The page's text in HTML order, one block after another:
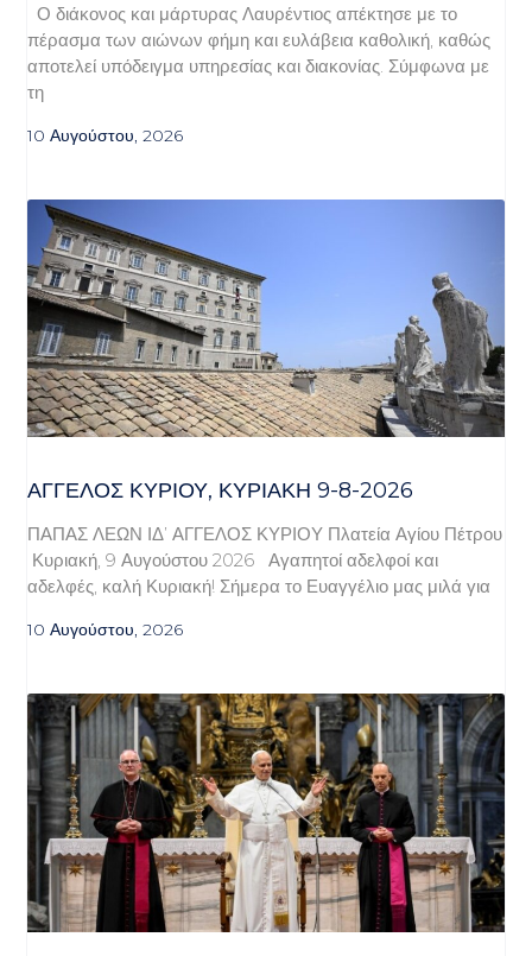
Ο διάκονος και μάρτυρας Λαυρέντιος απέκτησε με το
πέρασμα των αιώνων φήμη και ευλάβεια καθολική, καθώς
αποτελεί υπόδειγμα υπηρεσίας και διακονίας. Σύμφωνα με
τη
10 Αυγούστου, 2026
ΆΓΓΕΛΟΣ ΚΥΡΊΟΥ, ΚΥΡΙΑΚΉ 9-8-2026
ΠΑΠΑΣ ΛΕΩΝ ΙΔ’ ΑΓΓΕΛΟΣ ΚΥΡΙΟΥ Πλατεία Αγίου Πέτρου
Κυριακή, 9 Αυγούστου 2026 Αγαπητοί αδελφοί και
αδελφές, καλή Κυριακή! Σήμερα το Ευαγγέλιο μας μιλά για
10 Αυγούστου, 2026